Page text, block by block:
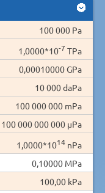
100 000 Pa
1,0000*10-7 TPa
0,00010000 GPa
10 000 daPa
100 000 000 mPa
100 000 000 000 µPa
1,0000*1014 nPa
0,10000 MPa
100,00 kPa